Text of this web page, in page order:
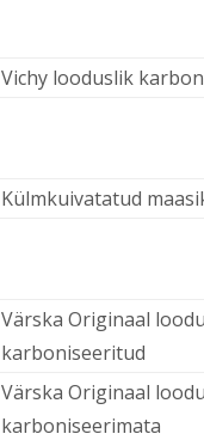
Vichy looduslik
Külmkuivatatud
Värska Originaal
karboniseeritud
Värska Originaal
karboniseerimata